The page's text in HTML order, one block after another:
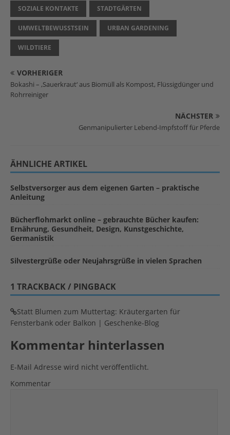
SOZIALE KONTAKTE STADTGÄRTEN
UMWELTBEWUSSTSEIN URBAN GARDENING
WILDTIERE
VORHERIGER
Bokashi – ‚Sauerkraut‘ aus Biomüll als Kompost, Flüssigdünger und
Rohrreiniger
NÄCHSTER
Genmanipulierter Lebend-Impfstoff für Pferde
ÄHNLICHE ARTIKEL
Selbstversorger aus dem eigenen Garten – praktische
Anleitung
Bücherflohmarkt online – gebrauchte Bücher kaufen:
Ernährung, Gesundheit, Design, Kunstgeschichte,
Germanistik
Silvestergrüße oder Neujahrsgrüße in vielen Sprachen
1 TRACKBACK / PINGBACK
Statt Blumen zum Muttertag: Kräutergarten für
Fensterbank oder Balkon | Geschenke-Blog
Kommentar hinterlassen
E-Mail Adresse wird nicht veröffentlicht.
Kommentar